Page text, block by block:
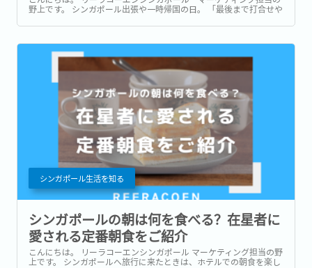
野上です。 シンガポール出張や一時帰国の日。 「最後まで打合せや
時帰国ギリギリまで予定が詰まっていてお土産が買えなかっ
シンガポール生活を知る
シンガポールの朝は何を食べる？在星者に
愛される定番朝食をご紹介
こんにちは。 リーラコーエンシンガポール マーケティング担当の野
上です。 シンガポールへ旅行に来たときは、ホテルでの朝食を楽し